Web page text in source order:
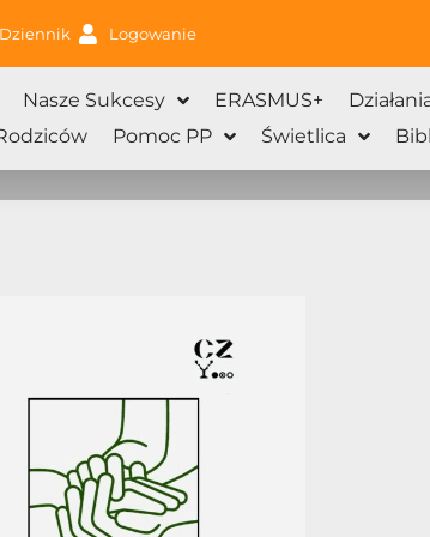
Logowanie
Nasze Sukcesy ERASMUS+
Pomoc PP Świetlica